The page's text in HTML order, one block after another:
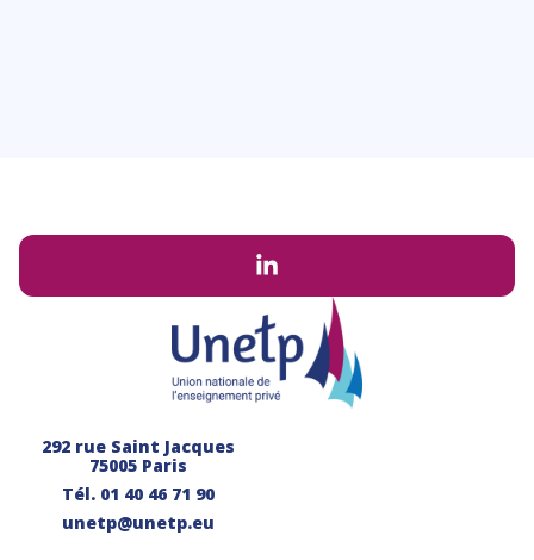
292 rue Saint Jacques
75005 Paris
Tél. 01 40 46 71 90
unetp@unetp.eu